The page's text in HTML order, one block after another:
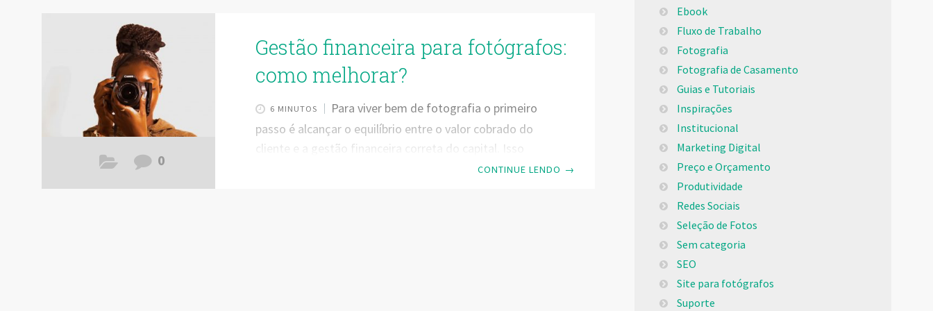
0
Gestão financeira para fotógrafos:
como melhorar?
6 MINUTOS
Para viver bem de fotografia o primeiro
passo é alcançar o equilíbrio entre o valor cobrado do
cliente e a gestão financeira correta do capital. Isso
porque o fechamento de muitos contratos nãoCONTINUE LENDO →
Ebook
Fluxo de Trabalho
Fotografia
Fotografia de Casamento
Guias e Tutoriais
Inspirações
Institucional
Marketing Digital
Preço e Orçamento
Produtividade
Redes Sociais
Seleção de Fotos
Sem categoria
SEO
Site para fotógrafos
Suporte